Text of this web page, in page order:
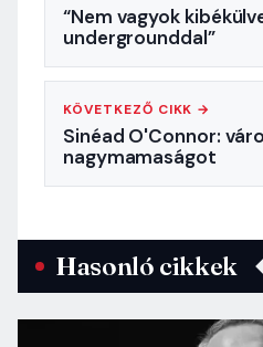
“Nem vagyok
undergrounddal”
KÖVETKEZŐ CIKK →
Sinéad O'Connor:
nagymamaságot
Hasonló cikkek